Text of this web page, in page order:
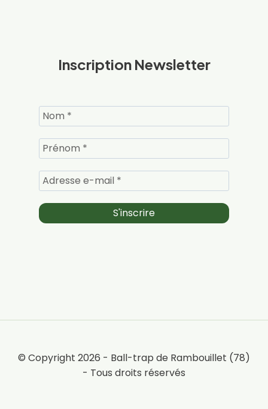
Inscription Newsletter
© Copyright 2026 - Ball-trap de Rambouillet (78)
- Tous droits réservés